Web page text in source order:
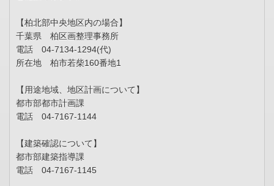
【柏北部中央地区内の場合】
千葉県 柏区画整理事務所
電話 04-7134-1294(代)
所在地 柏市若柴160番地1
【用途地域、地区計画について】
都市部都市計画課
電話 04-7167-1144
【建築確認について】
都市部建築指導課
電話 04-7167-1145